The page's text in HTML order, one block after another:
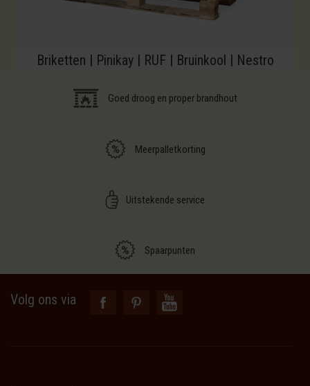
Briketten | Pinikay | RUF | Bruinkool | Nestro
Goed droog en proper brandhout
Meerpalletkorting
Uitstekende service
Spaarpunten
Volg ons via